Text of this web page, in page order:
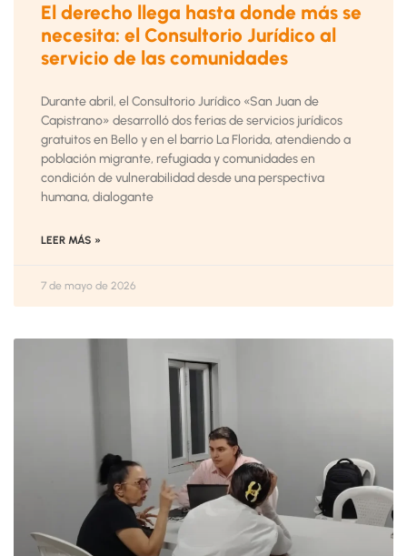
El derecho llega hasta donde más se
necesita: el Consultorio Jurídico al
servicio de las comunidades
Durante abril, el Consultorio Jurídico «San Juan de
Capistrano» desarrolló dos ferias de servicios jurídicos
gratuitos en Bello y en el barrio La Florida, atendiendo a
población migrante, refugiada y comunidades en
condición de vulnerabilidad desde una perspectiva
humana, dialogante
LEER MÁS »
7 de mayo de 2026